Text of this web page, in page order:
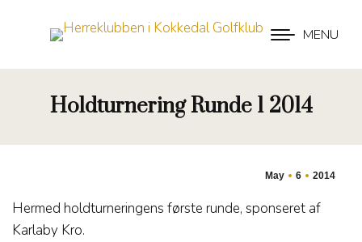
MENU
Holdturnering Runde 1 2014
May 6 2014
Hermed holdturneringens første runde, sponseret af
Karlaby Kro.